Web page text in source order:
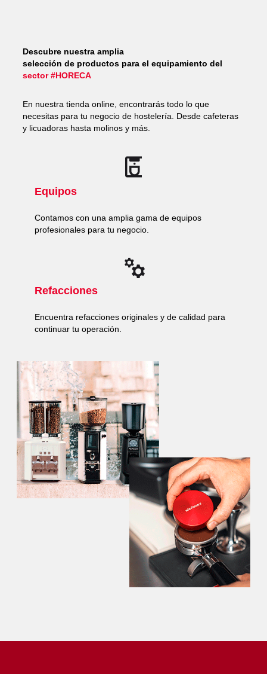
Descubre nuestra amplia
selección de productos para el equipamiento del
sector #HORECA
En nuestra tienda online, encontrarás todo lo que
necesitas para tu negocio de hostelería. Desde cafeteras
y licuadoras hasta molinos y más.
Equipos
Contamos con una amplia gama de equipos
profesionales para tu negocio.
Refacciones
Encuentra refacciones originales y de calidad para
continuar tu operación.